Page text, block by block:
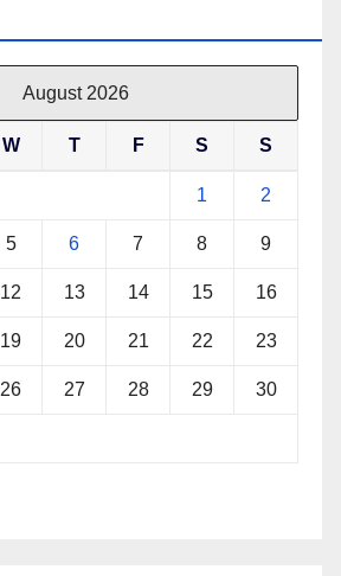
August 2026
W T F S S
1 2
5 6 7 8 9
12 13 14 15 16
19 20 21 22 23
26 27 28 29 30